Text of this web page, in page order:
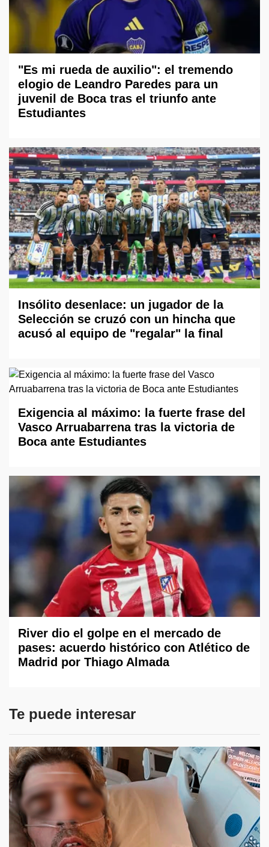
"Es mi rueda de auxilio": el tremendo
elogio de Leandro Paredes para un
juvenil de Boca tras el triunfo ante
Estudiantes
Insólito desenlace: un jugador de la
Selección se cruzó con un hincha que
acusó al equipo de "regalar" la final
Exigencia al máximo: la fuerte frase del
Vasco Arruabarrena tras la victoria de
Boca ante Estudiantes
River dio el golpe en el mercado de
pases: acuerdo histórico con Atlético de
Madrid por Thiago Almada
Te puede interesar